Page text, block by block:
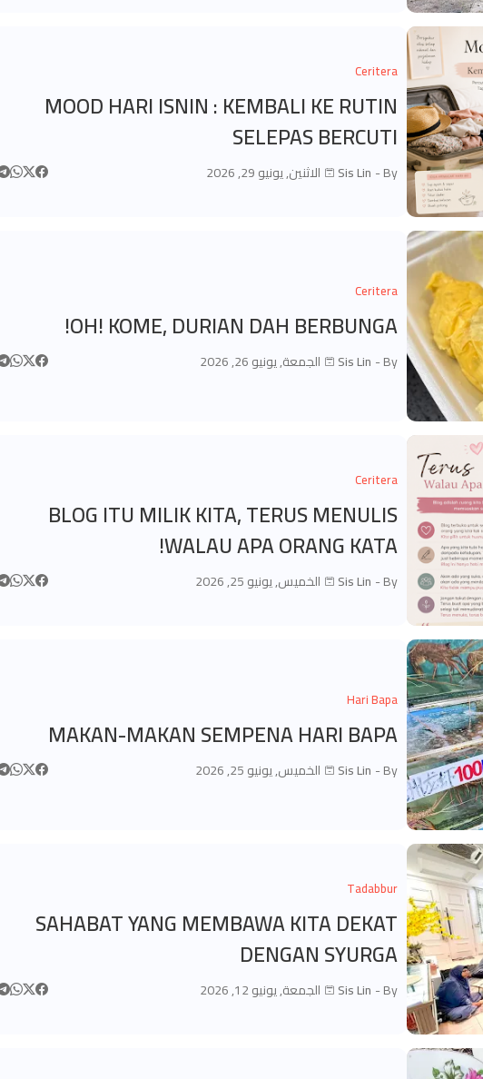
Ceritera
MOOD HARI ISNIN : KEMBALI KE RUTIN
SELEPAS BERCUTI
By -
Sis Lin الاثنين, يونيو 29, 2026
Ceritera
OH! KOME, DURIAN DAH BERBUNGA!
By -
Sis Lin الجمعة, يونيو 26, 2026
Ceritera
BLOG ITU MILIK KITA, TERUS MENULIS
WALAU APA ORANG KATA!
By -
Sis Lin الخميس, يونيو 25, 2026
Hari Bapa
MAKAN-MAKAN SEMPENA HARI BAPA
By -
Sis Lin الخميس, يونيو 25, 2026
Tadabbur
SAHABAT YANG MEMBAWA KITA DEKAT
DENGAN SYURGA
By -
Sis Lin الجمعة, يونيو 12, 2026